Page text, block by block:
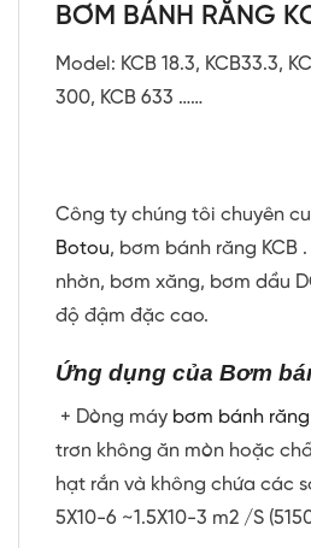
BƠM BÁNH RĂNG
Model: KCB 18.3, KCB33.3,
300, KCB 633 ……
Công ty chúng tôi chuyên
Botou, bơm bánh răng KCB
nhờn, bơm xăng, bơm dầu
độ đậm đặc cao.
Ứng dụng của Bơm
+ Dòng máy bơm bánh răng
trơn không ăn mòn hoặc
hạt rắn và không chứa các
5X10-6 ~1.5X10-3 m2 /S